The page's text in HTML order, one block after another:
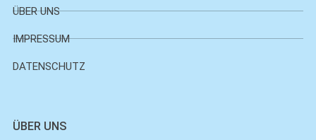
ÜBER UNS
IMPRESSUM
DATENSCHUTZ
ÜBER UNS